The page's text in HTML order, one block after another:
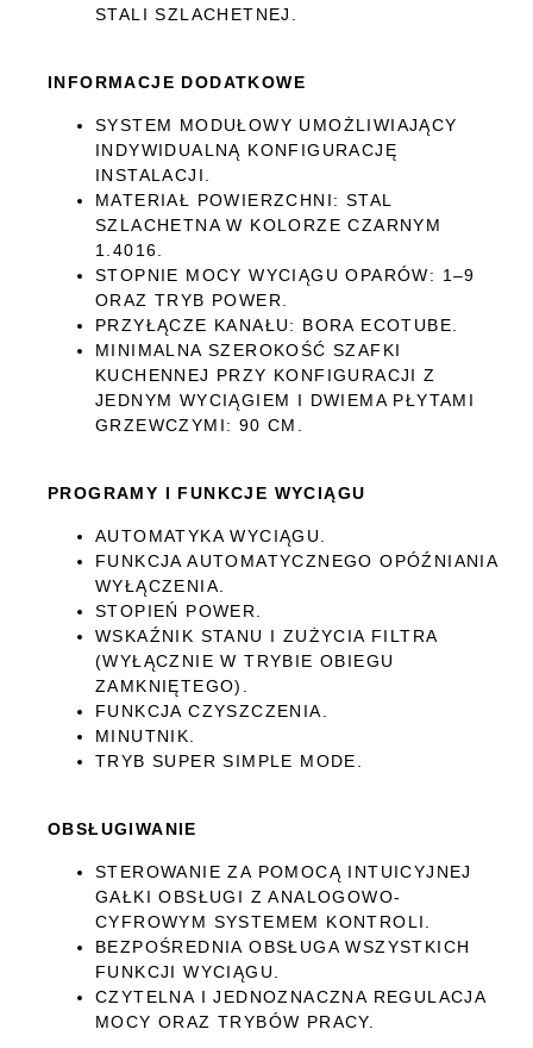
STALI SZLACHETNEJ.
INFORMACJE DODATKOWE
SYSTEM MODUŁOWY UMOŻLIWIAJĄCY
INDYWIDUALNĄ KONFIGURACJĘ
INSTALACJI.
MATERIAŁ POWIERZCHNI: STAL
SZLACHETNA W KOLORZE CZARNYM
1.4016.
STOPNIE MOCY WYCIĄGU OPARÓW: 1–9
ORAZ TRYB POWER.
PRZYŁĄCZE KANAŁU: BORA ECOTUBE.
MINIMALNA SZEROKOŚĆ SZAFKI
KUCHENNEJ PRZY KONFIGURACJI Z
JEDNYM WYCIĄGIEM I DWIEMA PŁYTAMI
GRZEWCZYMI: 90 CM.
PROGRAMY I FUNKCJE WYCIĄGU
AUTOMATYKA WYCIĄGU.
FUNKCJA AUTOMATYCZNEGO OPÓŹNIANIA
WYŁĄCZENIA.
STOPIEŃ POWER.
WSKAŹNIK STANU I ZUŻYCIA FILTRA
(WYŁĄCZNIE W TRYBIE OBIEGU
ZAMKNIĘTEGO).
FUNKCJA CZYSZCZENIA.
MINUTNIK.
TRYB SUPER SIMPLE MODE.
OBSŁUGIWANIE
STEROWANIE ZA POMOCĄ INTUICYJNEJ
GAŁKI OBSŁUGI Z ANALOGOWO-
CYFROWYM SYSTEMEM KONTROLI.
BEZPOŚREDNIA OBSŁUGA WSZYSTKICH
FUNKCJI WYCIĄGU.
CZYTELNA I JEDNOZNACZNA REGULACJA
MOCY ORAZ TRYBÓW PRACY.